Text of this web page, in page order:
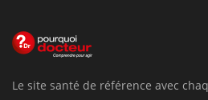
Le site santé de référence avec